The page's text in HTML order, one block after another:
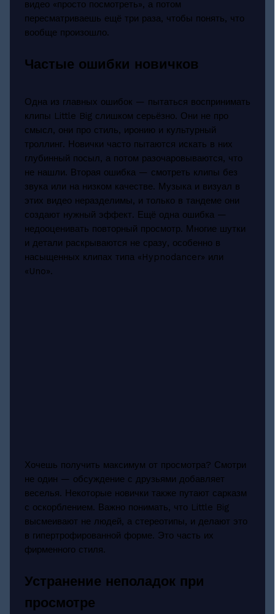
видео «просто посмотреть», а потом
пересматриваешь ещё три раза, чтобы понять, что
вообще произошло.
Частые ошибки новичков
Одна из главных ошибок — пытаться воспринимать
клипы Little Big слишком серьёзно. Они не про
смысл, они про стиль, иронию и культурный
троллинг. Новички часто пытаются искать в них
глубинный посыл, а потом разочаровываются, что
не нашли. Вторая ошибка — смотреть клипы без
звука или на низком качестве. Музыка и визуал в
этих видео неразделимы, и только в тандеме они
создают нужный эффект. Ещё одна ошибка —
недооценивать повторный просмотр. Многие шутки
и детали раскрываются не сразу, особенно в
насыщенных клипах типа «Hypnodancer» или
«Uno».
Хочешь получить максимум от просмотра? Смотри
не один — обсуждение с друзьями добавляет
веселья. Некоторые новички также путают сарказм
с оскорблением. Важно понимать, что Little Big
высмеивают не людей, а стереотипы, и делают это
в гипертрофированной форме. Это часть их
фирменного стиля.
Устранение неполадок при
просмотре